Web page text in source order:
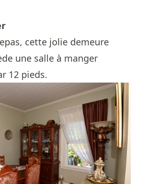
cette jolie demeure
une salle à manger
12 pieds.